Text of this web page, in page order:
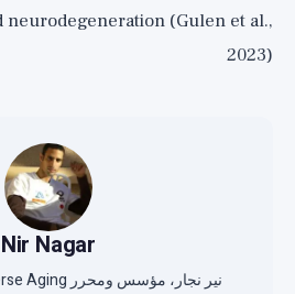
neurodegeneration (Gulen et al.,
2023)
Nir Nagar